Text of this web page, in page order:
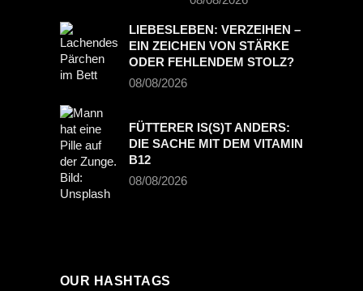
LIEBESLEBEN: VERZEIHEN –
EIN ZEICHEN VON STÄRKE
ODER FEHLENDEM STOLZ?
08/08/2026
FÜTTERER IS(S)T ANDERS:
DIE SACHE MIT DEM VITAMIN
B12
08/08/2026
OUR HASHTAGS